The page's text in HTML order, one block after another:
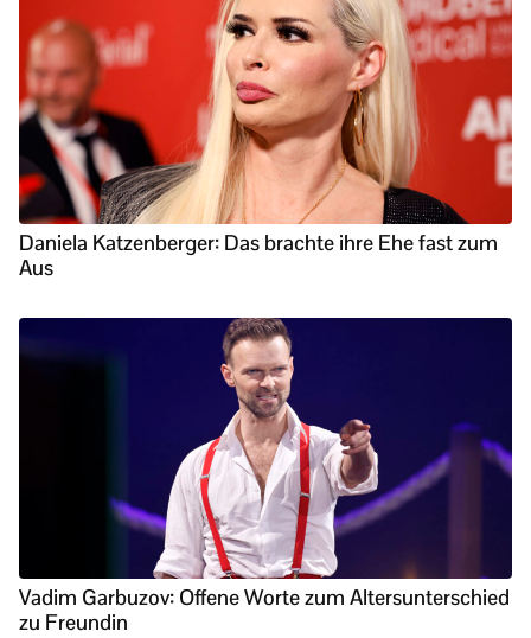
Daniela Katzenberger: Das brachte ihre Ehe fast zum
Aus
Vadim Garbuzov: Offene Worte zum Altersunterschied
zu Freundin